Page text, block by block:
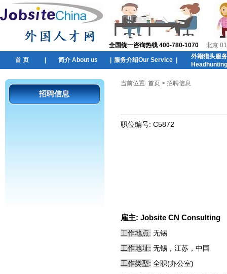
全国统一咨询热线 400-780-1070 北京
首 页 简介 About us 服务介绍Our Service
外籍猎头服
招聘信息
当前位置: 首页 > 招聘信息
职位编号: C5872
雇主: Jobsite CN Consulting
工作地点: 无锡
工作地址: 无锡，江苏，中国
工作类型: 全职(办公室)